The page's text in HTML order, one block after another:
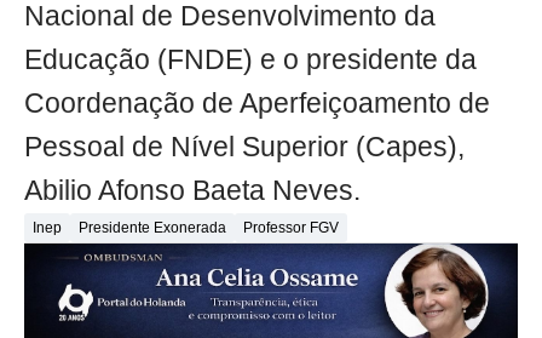
Nacional de Desenvolvimento da
Educação (FNDE) e o presidente da
Coordenação de Aperfeiçoamento de
Pessoal de Nível Superior (Capes),
Abilio Afonso Baeta Neves.
Inep Presidente Exonerada Professor FGV